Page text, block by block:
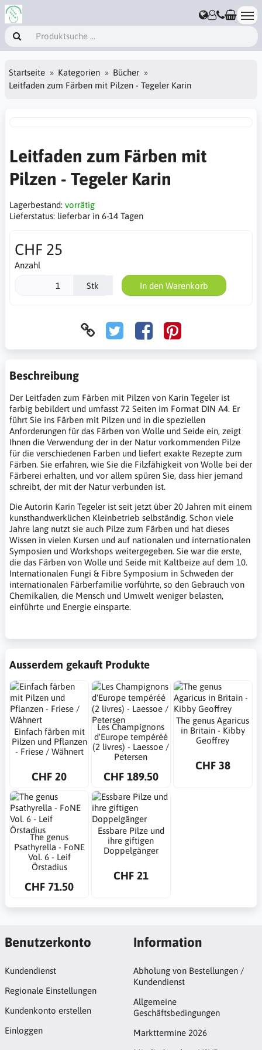
Startseite Kategorien
Bücher
Leitfaden zum Färben mit Pilzen - Tegeler Karin
Leitfaden zum Färben mit
Pilzen - Tegeler Karin
Lagerbestand: vorrätig
Lieferstatus: lieferbar in 6-14 Tagen
CHF 25
Anzahl
Stk In den Warenkorb
Beschreibung
Der Leitfaden zum Färben mit Pilzen von Karin Tegeler ist
farbig bebildert und umfasst 72 Seiten im Format DIN A4. Er
führt Sie ins Färben mit Pilzen und in die speziellen
Anforderungen für das Färben von Wolle und Seide ein, zeigt
Ihnen die Verwendung der in der Natur vorkommenden Pilze
für die verschiedenen Farben und liefert exakte Rezepte zum
Färben. Sie erfahren, wie Sie die Filzfähigkeit von Wolle bei der
Färberei erhalten, und vor allem spüren Sie, dass hier jemand
schreibt, der mit der Natur verbunden ist.
Die Autorin Karin Tegeler ist seit jetzt über 20 Jahren mit einem
kunsthandwerklichen Kleinbetrieb selbständig. Schon viele
Jahre lang nutzt sie auch Pilze zum Färben und hat dieses
Wissen in vielen Kursen und auf nationalen und internationalen
Symposien und Workshops weitergegeben. Sie war die erste,
die das Färben von Wolle und Seide mit Kaltbeize auf dem 10.
Internationalen Fungi & Fibre Symposium in Schweden der
internationalen Färberfamilie vorführte, so den Gebrauch von
Chemikalien, die Mensch und Umwelt weniger belasten,
einführte und Energie einsparte.
Ausserdem gekauft Produkte
Einfach färben mit
Pilzen und Pflanzen
- Friese / Wähnert
CHF 20
Les Champignons
d'Europe tempéréé
(2 livres) - Laessoe /
Petersen
CHF 189.50
The genus Agaricus
in Britain - Kibby
Geoffrey
CHF 38
The genus
Psathyrella - FoNE
Vol. 6 - Leif
Örstadius
CHF 71.50
Essbare Pilze und
ihre giftigen
Doppelgänger
CHF 21
Benutzerkonto
Kundendienst
Regionale Einstellungen
Kundenkonto erstellen
Einloggen
Information
Abholung von Bestellungen /
Kundendienst
Allgemeine
Geschäftsbedingungen
Markttermine 2026